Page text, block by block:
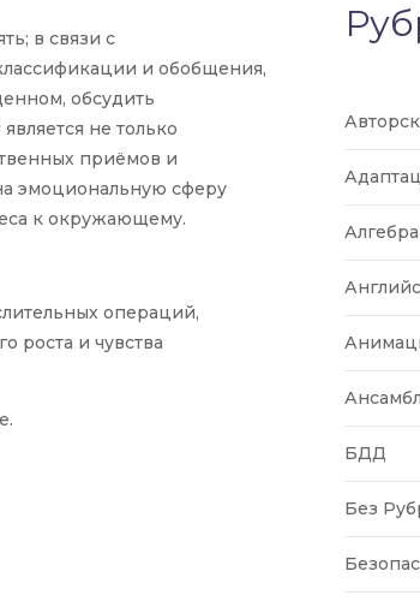
в связи с
и обобщения,
обсудить
не только
приёмов и
эмоциональную сферу
к окружающему.
операций,
роста и чувства
Алгебра
БДД
Без